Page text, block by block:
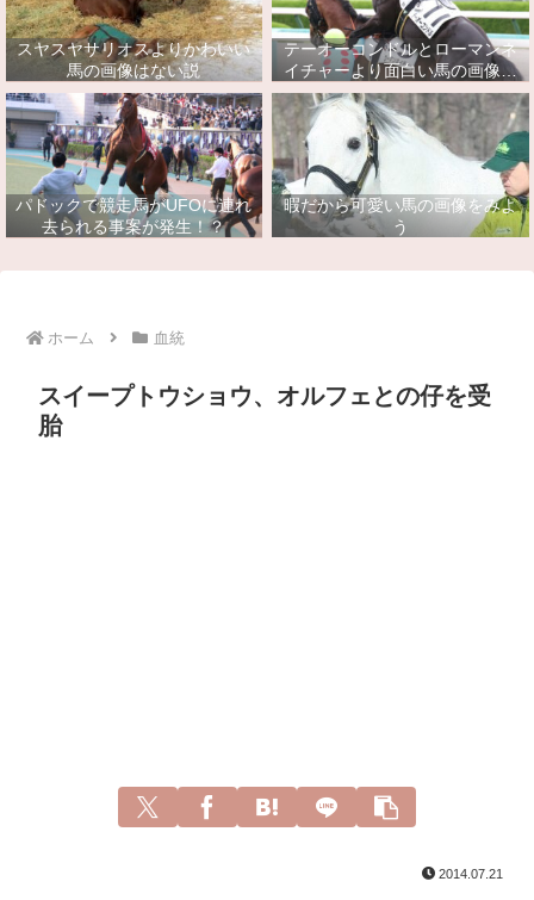
スヤスヤサリオスよりかわいい
馬の画像はない説
テーオーコンドルとローマンネ
イチャーより面白い馬の画像っ
てあるの？
パドックで競走馬がUFOに連れ
去られる事案が発生！？
暇だから可愛い馬の画像をみよ
う
ホーム 血統
スイープトウショウ、オルフェとの仔を受
胎
2014.07.21